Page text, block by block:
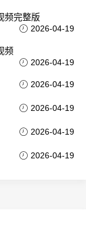
频完整版
2026-04-19
频
2026-04-19
2026-04-19
2026-04-19
2026-04-19
2026-04-19